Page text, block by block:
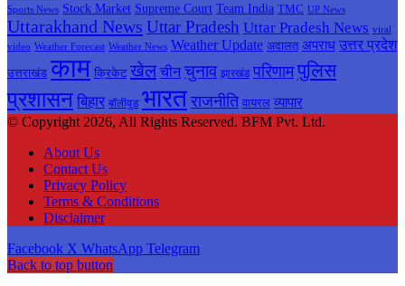
Sports News Stock Market Supreme Court Team India TMC UP News
Uttarakhand News Uttar Pradesh Uttar Pradesh News viral
video Weather Forecast Weather News Weather Update अदालत अपराध उत्तर प्रदेश
उत्तराखंड काम क्रिकेट खेल चीन चुनाव झारखंड परिणाम पुलिस
प्रशासन बिहार बॉलीवुड भारत राजनीति वायरल व्यापार
© Copyright 2026, All Rights Reserved. BFM Pvt. Ltd.
About Us
Contact Us
Privacy Policy
Terms & Conditions
Disclaimer
Facebook X WhatsApp Telegram
Back to top button